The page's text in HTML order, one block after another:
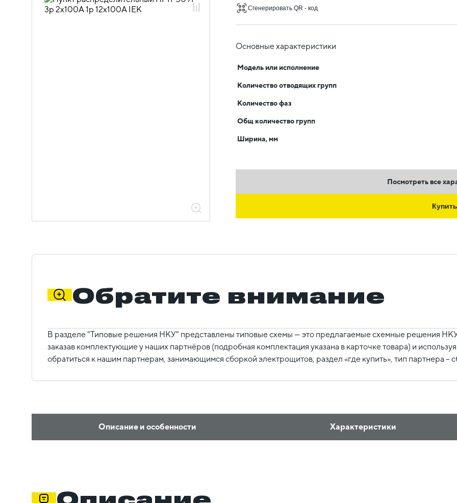
автоматических выключателей
Сгенерировать QR - код
Основные характеристики
Модель или исполнение
Количество отводящих групп
Количество фаз
Общ количество групп
Ширина, мм
Посмотреть все
Купить
Обратите внимание
В разделе "Типовые решения НКУ" представлены типовые схемы — это предлагаемые схемные решения
заказав комплектующие у наших партнёров (подробная комплектация указана в карточке товара) и
обратиться к нашим партнерам, занимающимся сборкой электрощитов, раздел «где купить», тип партнера –
Описание и особенности Характеристики